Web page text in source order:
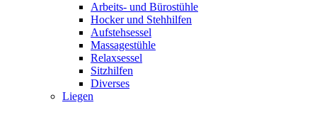
Arbeits- und Bürostühle
Hocker und Stehhilfen
Aufstehsessel
Massagestühle
Relaxsessel
Sitzhilfen
Diverses
Liegen